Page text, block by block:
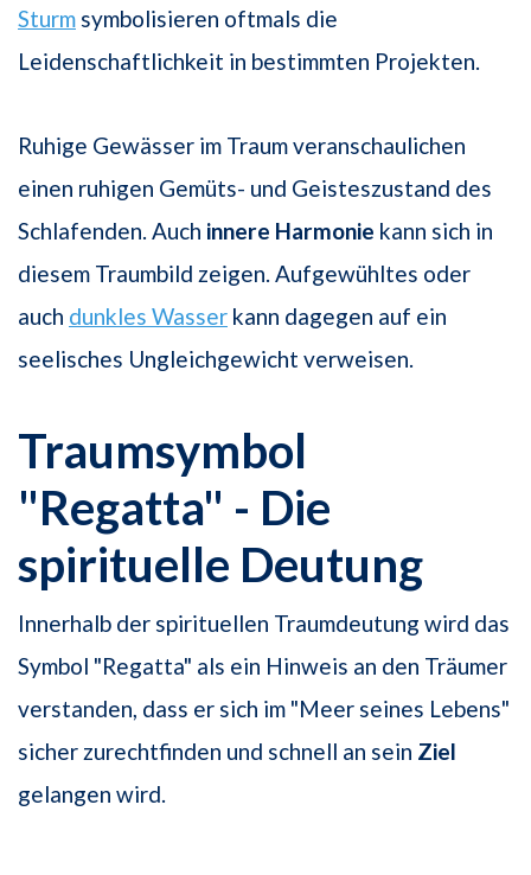
Sturm symbolisieren oftmals die
Leidenschaftlichkeit in bestimmten Projekten.
Ruhige Gewässer im Traum veranschaulichen
einen ruhigen Gemüts- und Geisteszustand des
Schlafenden. Auch innere Harmonie kann sich in
diesem Traumbild zeigen. Aufgewühltes oder
auch dunkles Wasser kann dagegen auf ein
seelisches Ungleichgewicht verweisen.
Traumsymbol
"Regatta" - Die
spirituelle Deutung
Innerhalb der spirituellen Traumdeutung wird das
Symbol "Regatta" als ein Hinweis an den Träumer
verstanden, dass er sich im "Meer seines Lebens"
sicher zurechtfinden und schnell an sein Ziel
gelangen wird.